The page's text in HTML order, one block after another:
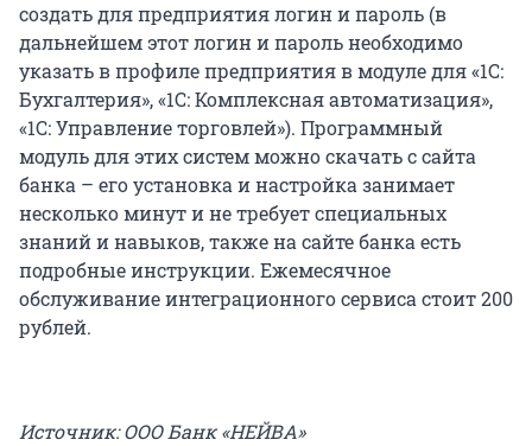
создать для предприятия логин и пароль (в
дальнейшем этот логин и пароль необходимо
указать в профиле предприятия в модуле для «1С:
Бухгалтерия», «1С: Комплексная автоматизация»,
«1С: Управление торговлей»). Программный
модуль для этих систем можно скачать с сайта
банка – его установка и настройка занимает
несколько минут и не требует специальных
знаний и навыков, также на сайте банка есть
подробные инструкции. Ежемесячное
обслуживание интеграционного сервиса стоит 200
рублей.
Источник: ООО Банк «НЕЙВА»